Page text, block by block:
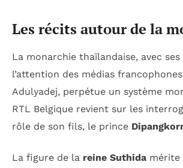
Les récits autour de la
La monarchie thaïlandaise, avec
l’attention des médias
Adulyadej, perpétue un système
RTL Belgique revient sur les
rôle de son fils, le prince
La figure de la reine Suthida mérite